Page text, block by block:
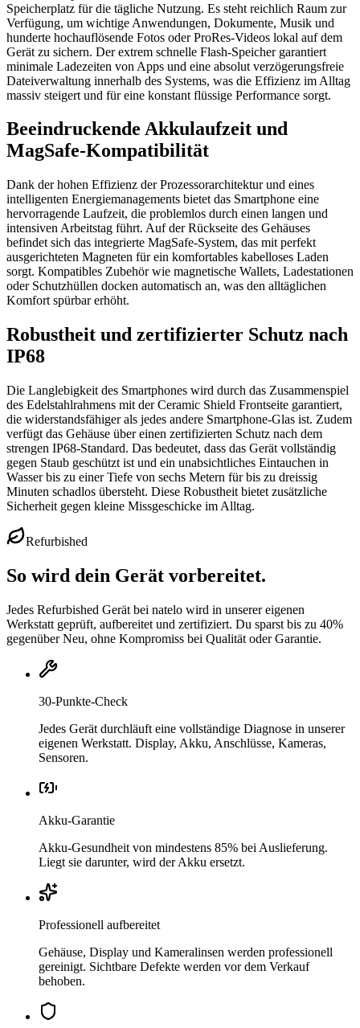
Speicherplatz für die tägliche Nutzung. Es steht reichlich Raum zur
Verfügung, um wichtige Anwendungen, Dokumente, Musik und
hunderte hochauflösende Fotos oder ProRes-Videos lokal auf dem
Gerät zu sichern. Der extrem schnelle Flash-Speicher garantiert
minimale Ladezeiten von Apps und eine absolut verzögerungsfreie
Dateiverwaltung innerhalb des Systems, was die Effizienz im Alltag
massiv steigert und für eine konstant flüssige Performance sorgt.
Beeindruckende Akkulaufzeit und
MagSafe-Kompatibilität
Dank der hohen Effizienz der Prozessorarchitektur und eines
intelligenten Energiemanagements bietet das Smartphone eine
hervorragende Laufzeit, die problemlos durch einen langen und
intensiven Arbeitstag führt. Auf der Rückseite des Gehäuses
befindet sich das integrierte MagSafe-System, das mit perfekt
ausgerichteten Magneten für ein komfortables kabelloses Laden
sorgt. Kompatibles Zubehör wie magnetische Wallets, Ladestationen
oder Schutzhüllen docken automatisch an, was den alltäglichen
Komfort spürbar erhöht.
Robustheit und zertifizierter Schutz nach
IP68
Die Langlebigkeit des Smartphones wird durch das Zusammenspiel
des Edelstahlrahmens mit der Ceramic Shield Frontseite garantiert,
die widerstandsfähiger als jedes andere Smartphone-Glas ist. Zudem
verfügt das Gehäuse über einen zertifizierten Schutz nach dem
strengen IP68-Standard. Das bedeutet, dass das Gerät vollständig
gegen Staub geschützt ist und ein unabsichtliches Eintauchen in
Wasser bis zu einer Tiefe von sechs Metern für bis zu dreissig
Minuten schadlos übersteht. Diese Robustheit bietet zusätzliche
Sicherheit gegen kleine Missgeschicke im Alltag.
Refurbished
So wird dein Gerät vorbereitet.
Jedes Refurbished Gerät bei natelo wird in unserer eigenen
Werkstatt geprüft, aufbereitet und zertifiziert. Du sparst bis zu 40%
gegenüber Neu, ohne Kompromiss bei Qualität oder Garantie.
30-Punkte-Check
Jedes Gerät durchläuft eine vollständige Diagnose in unserer
eigenen Werkstatt. Display, Akku, Anschlüsse, Kameras,
Sensoren.
Akku-Garantie
Akku-Gesundheit von mindestens 85% bei Auslieferung.
Liegt sie darunter, wird der Akku ersetzt.
Professionell aufbereitet
Gehäuse, Display und Kameralinsen werden professionell
gereinigt. Sichtbare Defekte werden vor dem Verkauf
behoben.